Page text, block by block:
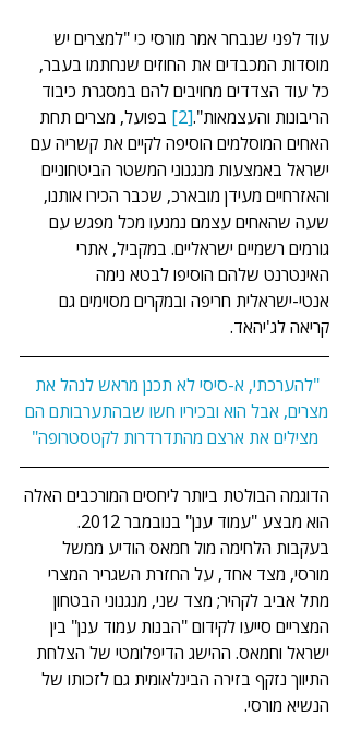
עוד לפני שנבחר אמר מורסי כי "למצרים יש
מוסדות המכבדים את החוזים שנחתמו בעבר,
כל עוד הצדדים מחויבים להם במסגרת כיבוד
הריבונות והעצמאות".[2]
בפועל, מצרים תחת
האחים המוסלמים הוסיפה לקיים את קשריה עם
ישראל באמצעות מנגנוני המשטר הביטחוניים
והאזרחיים מעידן מובארכ, שכבר הכירו אותנו,
שעה שהאחים עצמם נמנעו מכל מפגש עם
גורמים רשמיים ישראליים. במקביל, אתרי
האינטרנט שלהם הוסיפו לבטא נימה
אנטי-ישראלית חריפה ובמקרים מסוימים גם
קריאה לג'יהאד.
"להערכתי, א-סיסי לא תכנן מראש לנהל את
מצרים, אבל הוא ובכיריו חשו שבהתערבותם הם
מצילים את ארצם מהתדרדרות לקטסטרופה"
הדוגמה הבולטת ביותר ליחסים המורכבים האלה
הוא מבצע "עמוד ענן" בנובמבר 2012.
בעקבות הלחימה מול חמאס הודיע ממשל
מורסי, מצד אחד, על החזרת השגריר המצרי
מתל אביב לקהיר; מצד שני, מנגנוני הבטחון
המצריים סייעו לקידום "הבנות עמוד ענן" בין
ישראל וחמאס. ההישג הדיפלומטי של הצלחת
התיווך נזקף בזירה הבינלאומית גם לזכותו של
הנשיא מורסי.